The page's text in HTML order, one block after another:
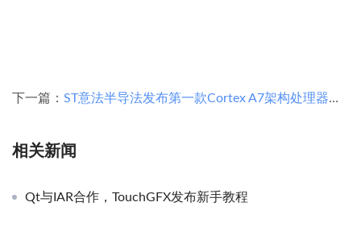
下一篇： ST意法半导法发布第一款Cortex A7架构处理器芯片
相关新闻
Qt与IAR合作，TouchGFX发布新手教程